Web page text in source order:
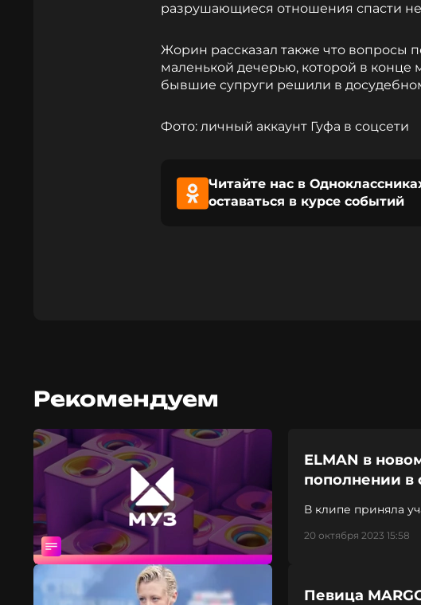
разрушающиеся отношения спасти
Жорин рассказал также что вопросы
маленькой дечерью, которой в конце
бывшие супруги решили в
Фото: личный аккаунт Гуфа в соцсети
Читайте нас в
оставаться в курсе событий
Рекомендуем
ELMAN в
пополнении в
В клипе приняла
20 октября 2023 15:58
Певица